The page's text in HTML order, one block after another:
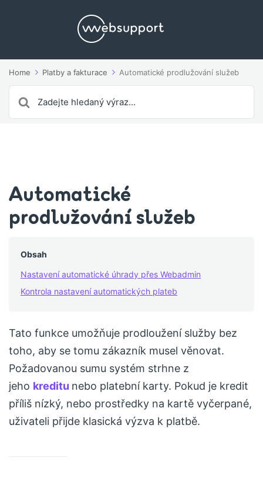
Home Platby a fakturace Automatické prodlužování služeb
For
Automatické
prodlužování služeb
Obsah
Nastavení automatické úhrady přes Webadmin
Kontrola nastavení automatických plateb
Tato funkce umožňuje prodloužení služby bez
toho, aby se tomu zákazník musel věnovat.
Požadovanou sumu systém strhne z
jeho kreditu nebo platební karty. Pokud je kredit
příliš nízký, nebo prostředky na kartě vyčerpané,
uživateli přijde klasická výzva k platbě.